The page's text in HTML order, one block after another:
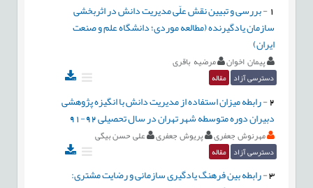
-بررسی و تبیین نقش علّی مدیریت دانش در اثربخشی
سازمان یادگیرنده (مطالعه موردی؛ دانشگاه علم و صنعت
ایران)
پیمان اخوان مرضیه باقری
دسترسی آزاد مقاله
2
-رابطه میزان استفاده از مدیریت دانش با انگیزه پژوهشی
دبیران دوره متوسطه شهر تهران در سال تحصیلی 92-91
مهرنوش جعفری پریوش جعفری علی حسن بیگی
دسترسی آزاد مقاله
3
-رابطه بین فرهنگ یادگیری سازمانی و رضایت مشتری: